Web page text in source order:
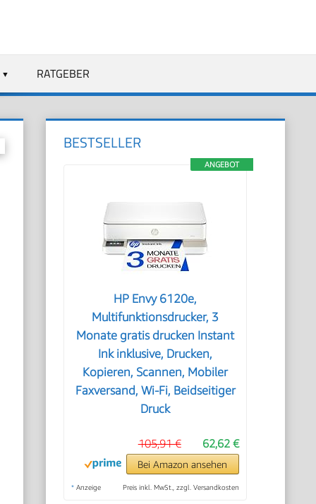
RATGEBER
BESTSELLER
ANGEBOT
HP Envy 6120e,
Multifunktionsdrucker, 3
Monate gratis drucken Instant
Ink inklusive, Drucken,
Kopieren, Scannen, Mobiler
Faxversand, Wi-Fi, Beidseitiger
Druck
62,62 €
105,91 €
Bei Amazon ansehen
* Anzeige Preis inkl. MwSt., zzgl. Versandkosten